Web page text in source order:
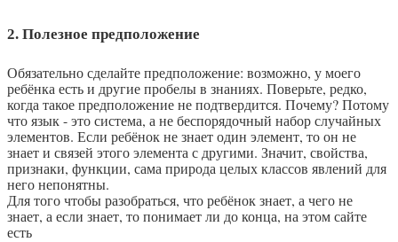
2. Полезное предположение
Обязательно сделайте предположение: возможно, у моего
ребёнка есть и другие пробелы в знаниях. Поверьте, редко,
когда такое предположение не подтвердится. Почему? Потому
что язык - это система, а не беспорядочный набор случайных
элементов. Если ребёнок не знает один элемент, то он не
знает и связей этого элемента с другими. Значит, свойства,
признаки, функции, сама природа целых классов явлений для
него непонятны.
Для того чтобы разобраться, что ребёнок знает, а чего не
знает, а если знает, то понимает ли до конца, на этом сайте
есть